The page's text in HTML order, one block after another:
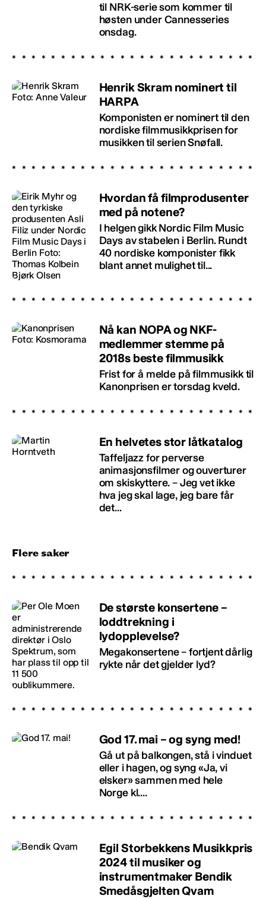
til NRK-serie som kommer til
høsten under Cannesseries
onsdag.
Henrik Skram nominert til
HARPA
Komponisten er nominert til den
nordiske filmmusikkprisen for
musikken til serien Snøfall.
Hvordan få filmprodusenter
med på notene?
I helgen gikk Nordic Film Music
Days av stabelen i Berlin. Rundt
40 nordiske komponister fikk
blant annet mulighet til...
Nå kan NOPA og NKF-
medlemmer stemme på
2018s beste filmmusikk
Frist for å melde på filmmusikk til
Kanonprisen er torsdag kveld.
En helvetes stor låtkatalog
Taffeljazz for perverse
animasjonsfilmer og ouverturer
om skiskyttere. – Jeg vet ikke
hva jeg skal lage, jeg bare får
det...
Flere saker
De største konsertene –
loddtrekning i
lydopplevelse?
Megakonsertene – fortjent dårlig
rykte når det gjelder lyd?
God 17. mai – og syng med!
Gå ut på balkongen, stå i vinduet
eller i hagen, og syng «Ja, vi
elsker» sammen med hele
Norge kl....
Egil Storbekkens Musikkpris
2024 til musiker og
instrumentmaker Bendik
Smedåsgjelten Qvam